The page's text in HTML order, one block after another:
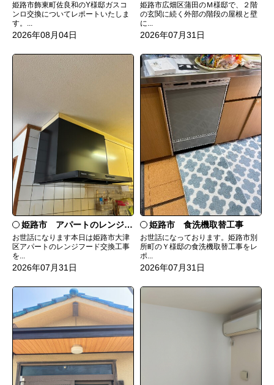
姫路市飾東町佐良和のY様邸ガスコ
ンロ交換についてレポートいたしま
す。...
2026年08月04日
姫路市広畑区蒲田のＭ様邸で、２階
の玄関に続く外部の階段の屋根と壁
に...
2026年07月31日
姫路市 アパートのレンジフード交換
お世話になります本日は姫路市大津
区アパートのレンジフード交換工事
を...
2026年07月31日
姫路市 食洗機取替工事
お世話になっております。姫路市別
所町のＹ様邸の食洗機取替工事をレ
ポ...
2026年07月31日